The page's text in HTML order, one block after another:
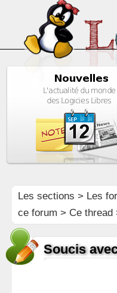
Les sections > Les
ce forum > Ce thread
Soucis